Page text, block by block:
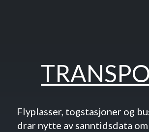
Flyplasser, togstasjoner og
drar nytte av sanntidsdata